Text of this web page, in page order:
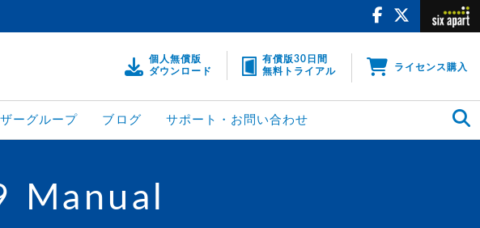
個人無償版
ダウンロード
有償版30日間
無料トライアル
ライセンス購入
ーグループ ブログ サポート・お問い合わせ
Manual